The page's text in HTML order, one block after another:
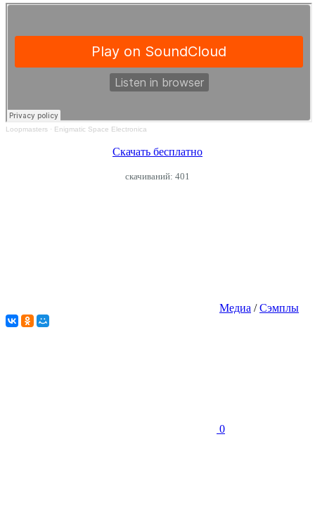
Loopmasters · Enigmatic Space Electronica
Скачать бесплатно
cкачиваний: 401
Медиа /Сэмплы
0